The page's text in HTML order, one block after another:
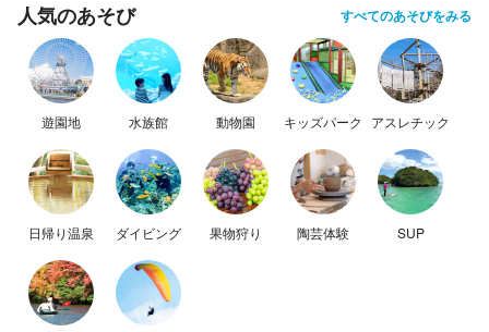
人気のあそび すべてのあそびをみる
遊園地 水族館 動物園 キッズパーク アスレチック
日帰り温泉 ダイビング 果物狩り 陶芸体験 SUP